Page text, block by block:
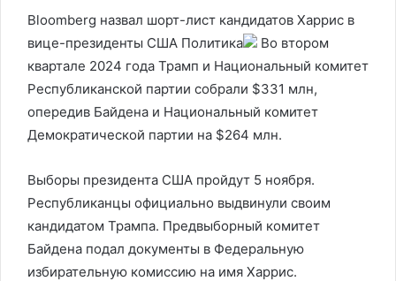
Bloomberg назвал шорт-лист кандидатов Харрис в
вице-президенты США Политика
Во втором
квартале 2024 года Трамп и Национальный комитет
Республиканской партии собрали $331 млн,
опередив Байдена и Национальный комитет
Демократической партии на $264 млн.
Выборы президента США пройдут 5 ноября.
Республиканцы официально выдвинули своим
кандидатом Трампа. Предвыборный комитет
Байдена подал документы в Федеральную
избирательную комиссию на имя Харрис.